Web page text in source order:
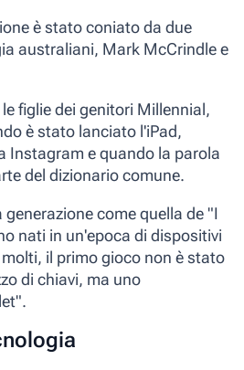
è stato coniato da due
australiani, Mark McCrindle e
figlie dei genitori Millennial,
è stato lanciato l'iPad,
Instagram e quando la parola
del dizionario comune.
generazione come quella de "I
nati in un'epoca di dispositivi
il primo gioco non è stato
di chiavi, ma uno
".